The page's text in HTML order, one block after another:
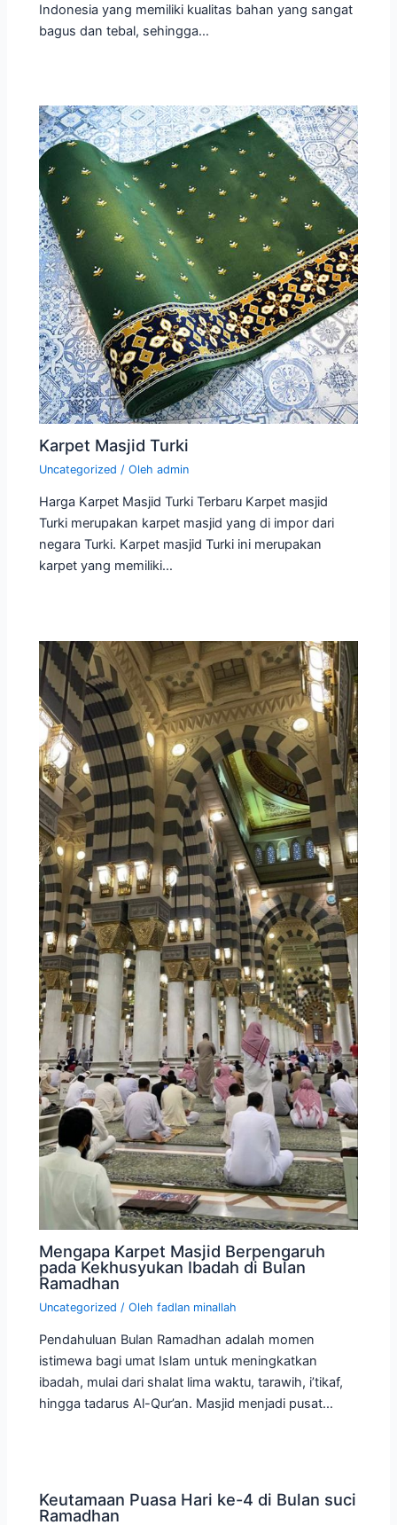
Indonesia yang memiliki kualitas bahan yang sangat
bagus dan tebal, sehingga…
Karpet Masjid Turki
Uncategorized / Olehadmin
Harga Karpet Masjid Turki Terbaru Karpet masjid
Turki merupakan karpet masjid yang di impor dari
negara Turki. Karpet masjid Turki ini merupakan
karpet yang memiliki…
Mengapa Karpet Masjid Berpengaruh
pada Kekhusyukan Ibadah di Bulan
Ramadhan
Uncategorized / Olehfadlan minallah
Pendahuluan Bulan Ramadhan adalah momen
istimewa bagi umat Islam untuk meningkatkan
ibadah, mulai dari shalat lima waktu, tarawih, i’tikaf,
hingga tadarus Al-Qur’an. Masjid menjadi pusat…
Keutamaan Puasa Hari ke-4 di Bulan suci
Ramadhan